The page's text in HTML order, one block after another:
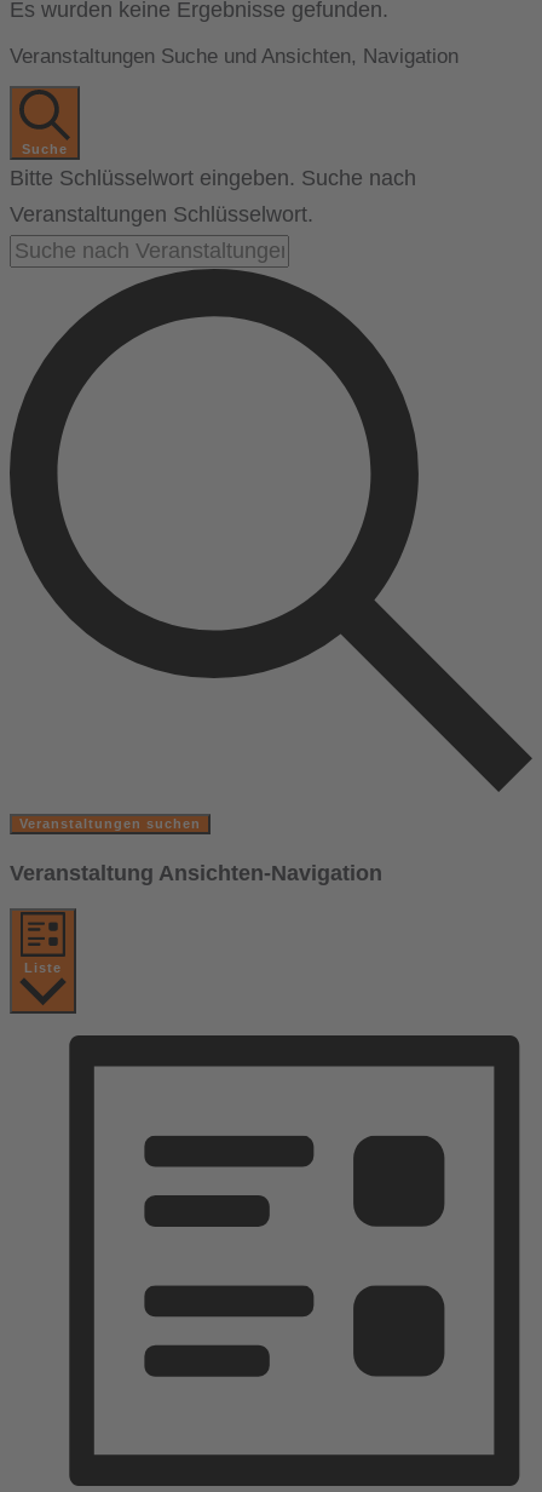
Es wurden keine Ergebnisse gefunden.
Veranstaltungen Suche und Ansichten, Navigation
Suche
Bitte Schlüsselwort eingeben. Suche nach
Veranstaltungen Schlüsselwort.
Veranstaltungen suchen
Veranstaltung Ansichten-Navigation
Liste